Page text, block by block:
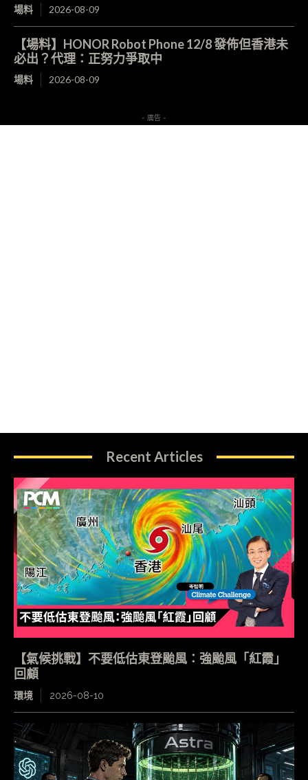
場料 2026-08-09
【場料】HONOR Robot Phone 12/8 發佈但香港未
必出？代理：正努力爭取中
場料 2026-08-09
- 廣告 -
Recent Articles
【氣候挑戰】不要低估東登颱風：強颱風「紅霞」
回顧
環境 2026-08-10